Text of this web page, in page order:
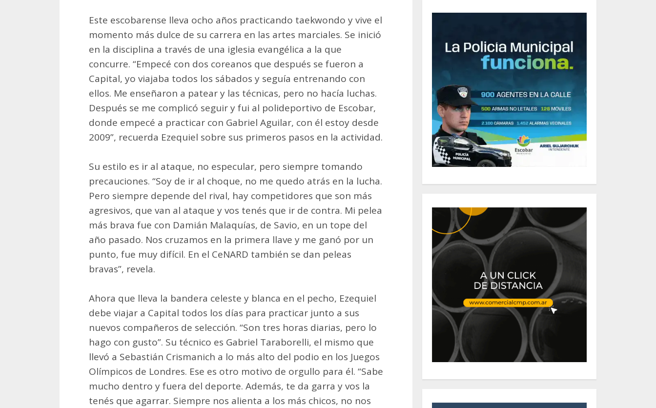
Este escobarense lleva ocho años practicando taekwondo y vive el
momento más dulce de su carrera en las artes marciales. Se inició
en la disciplina a través de una iglesia evangélica a la que
concurre. “Empecé con dos coreanos que después se fueron a
Capital, yo viajaba todos los sábados y seguía entrenando con
ellos. Me enseñaron a patear y las técnicas, pero no hacía luchas.
Después se me complicó seguir y fui al polideportivo de Escobar,
donde empecé a practicar con Gabriel Aguilar, con él estoy desde
2009”, recuerda Ezequiel sobre sus primeros pasos en la actividad.
Su estilo es ir al ataque, no especular, pero siempre tomando
precauciones. “Soy de ir al choque, no me quedo atrás en la lucha.
Pero siempre depende del rival, hay competidores que son más
agresivos, que van al ataque y vos tenés que ir de contra. Mi pelea
más brava fue con Damián Malaquías, de Savio, en un tope del
año pasado. Nos cruzamos en la primera llave y me ganó por un
punto, fue muy difícil. En el CeNARD también se dan peleas
bravas”, revela.
Ahora que lleva la bandera celeste y blanca en el pecho, Ezequiel
debe viajar a Capital todos los días para practicar junto a sus
nuevos compañeros de selección. “Son tres horas diarias, pero lo
hago con gusto”. Su técnico es Gabriel Taraborelli, el mismo que
llevó a Sebastián Crismanich a lo más alto del podio en los Juegos
Olímpicos de Londres. Ese es otro motivo de orgullo para él. “Sabe
mucho dentro y fuera del deporte. Además, te da garra y vos la
tenés que agarrar. Siempre nos alienta a los más chicos, no nos